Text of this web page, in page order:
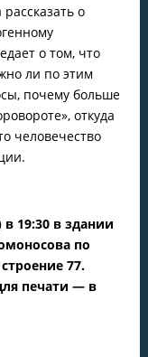
о
о том, что
ли по этим
почему больше
откуда
человечество
19:30 в здании
по
77.
печати — в